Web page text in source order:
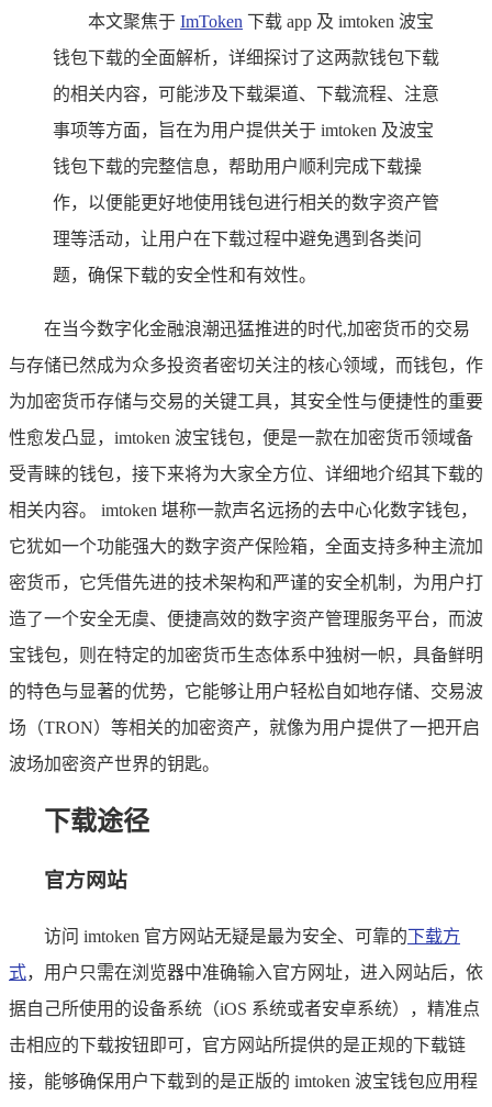
本文聚焦于 ImToken 下载 app 及 imtoken 波宝
钱包下载的全面解析，详细探讨了这两款钱包下载
的相关内容，可能涉及下载渠道、下载流程、注意
事项等方面，旨在为用户提供关于 imtoken 及波宝
钱包下载的完整信息，帮助用户顺利完成下载操
作，以便能更好地使用钱包进行相关的数字资产管
理等活动，让用户在下载过程中避免遇到各类问
题，确保下载的安全性和有效性。
在当今数字化金融浪潮迅猛推进的时代,加密货币的交易
与存储已然成为众多投资者密切关注的核心领域，而钱包，作
为加密货币存储与交易的关键工具，其安全性与便捷性的重要
性愈发凸显，imtoken 波宝钱包，便是一款在加密货币领域备
受青睐的钱包，接下来将为大家全方位、详细地介绍其下载的
相关内容。 imtoken 堪称一款声名远扬的去中心化数字钱包，
它犹如一个功能强大的数字资产保险箱，全面支持多种主流加
密货币，它凭借先进的技术架构和严谨的安全机制，为用户打
造了一个安全无虞、便捷高效的数字资产管理服务平台，而波
宝钱包，则在特定的加密货币生态体系中独树一帜，具备鲜明
的特色与显著的优势，它能够让用户轻松自如地存储、交易波
场（TRON）等相关的加密资产，就像为用户提供了一把开启
波场加密资产世界的钥匙。
下载途径
官方网站
访问 imtoken 官方网站无疑是最为安全、可靠的下载方
式，用户只需在浏览器中准确输入官方网址，进入网站后，依
据自己所使用的设备系统（iOS 系统或者安卓系统），精准点
击相应的下载按钮即可，官方网站所提供的是正规的下载链
接，能够确保用户下载到的是正版的 imtoken 波宝钱包应用程